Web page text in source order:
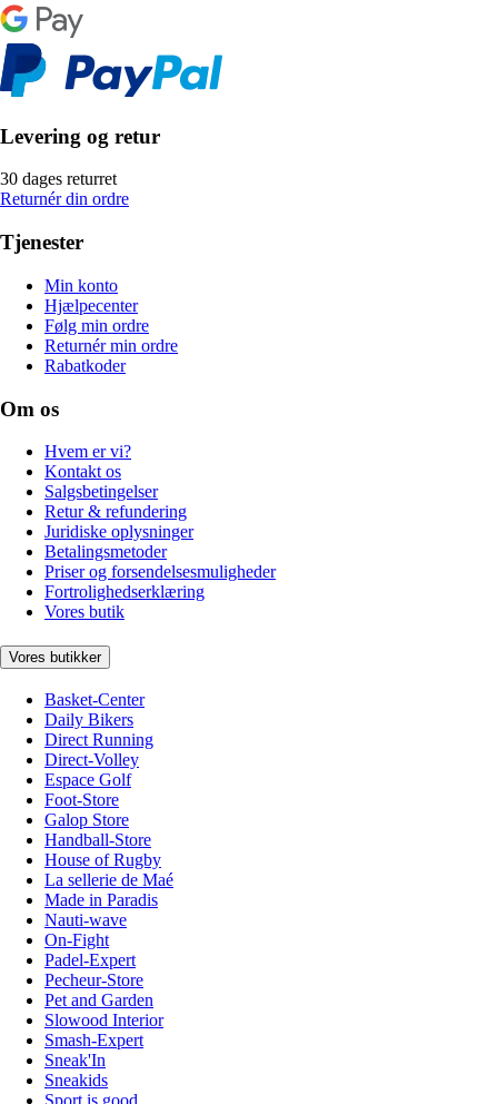
Levering og retur
30 dages returret
Returnér din ordre
Tjenester
Min konto
Hjælpecenter
Følg min ordre
Returnér min ordre
Rabatkoder
Om os
Hvem er vi?
Kontakt os
Salgsbetingelser
Retur & refundering
Juridiske oplysninger
Betalingsmetoder
Priser og forsendelsesmuligheder
Fortrolighedserklæring
Vores butik
Vores butikker
Basket-Center
Daily Bikers
Direct Running
Direct-Volley
Espace Golf
Foot-Store
Galop Store
Handball-Store
House of Rugby
La sellerie de Maé
Made in Paradis
Nauti-wave
On-Fight
Padel-Expert
Pecheur-Store
Pet and Garden
Slowood Interior
Smash-Expert
Sneak'In
Sneakids
Sport is good